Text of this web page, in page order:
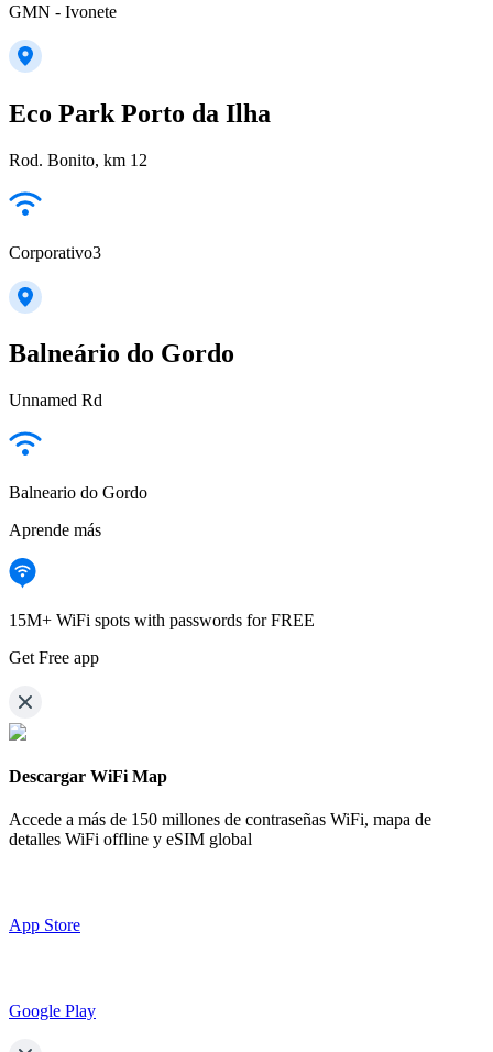
GMN - Ivonete
Eco Park Porto da Ilha
Rod. Bonito, km 12
Corporativo3
Balneário do Gordo
Unnamed Rd
Balneario do Gordo
Aprende más
15M+ WiFi spots with passwords for FREE
Get Free app
Descargar WiFi Map
Accede a más de 150 millones de contraseñas WiFi, mapa de
detalles WiFi offline y eSIM global
App Store
Google Play